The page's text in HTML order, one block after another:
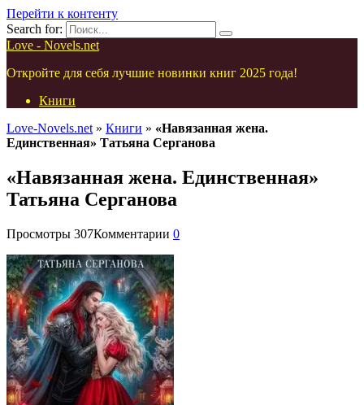
Перейти к контенту
Search for:
Love - Novels.net
Откройте для себя лучшие новинки книг 2025 года!
Книги
Love-Novels.net » Книги » «Навязанная жена.
Единственная» Татьяна Серганова
«Навязанная жена. Единственная»
Татьяна Серганова
Просмотры 307Комментарии 0